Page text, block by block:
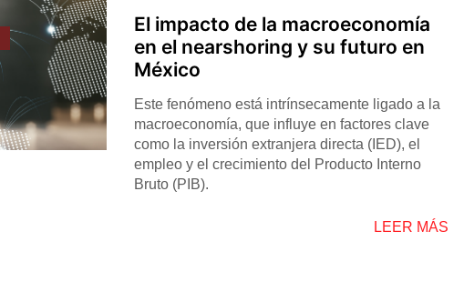
El impacto de la macroeconomía
en el nearshoring y su futuro en
México
Este fenómeno está intrínsecamente ligado a la
macroeconomía, que influye en factores clave
como la inversión extranjera directa (IED), el
empleo y el crecimiento del Producto Interno
Bruto (PIB).
LEER MÁS